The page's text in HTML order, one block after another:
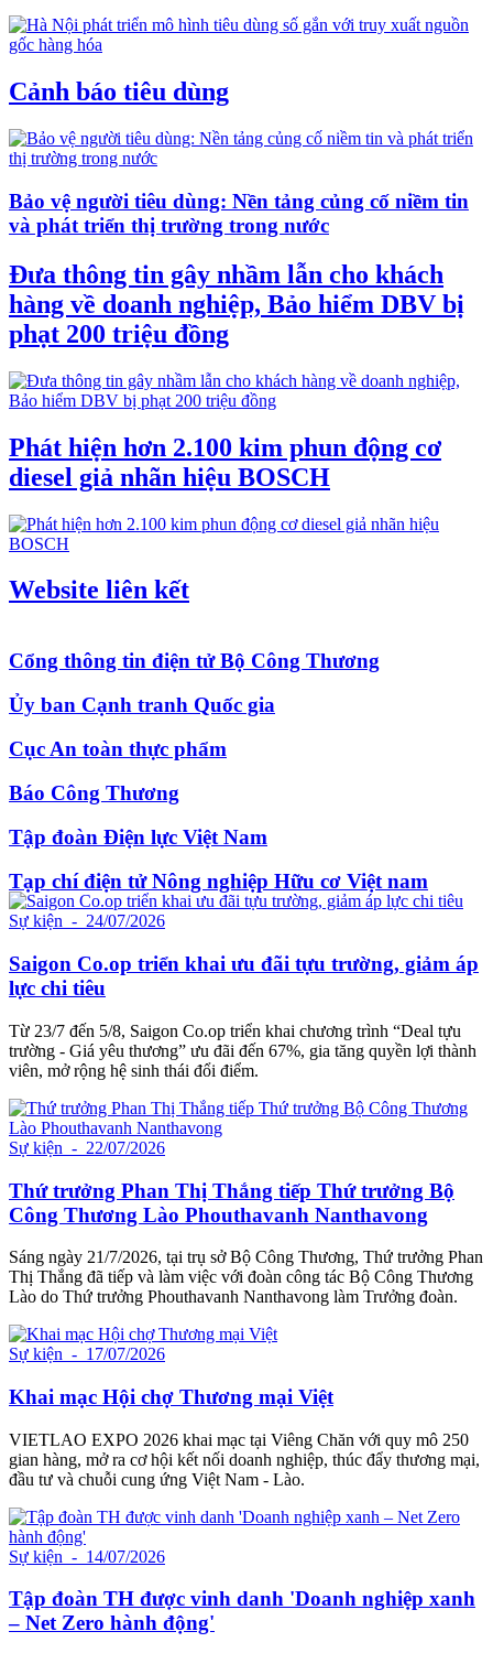
Cảnh báo tiêu dùng
Bảo vệ người tiêu dùng: Nền tảng củng cố niềm tin
và phát triển thị trường trong nước
Đưa thông tin gây nhầm lẫn cho khách
hàng về doanh nghiệp, Bảo hiểm DBV bị
phạt 200 triệu đồng
Phát hiện hơn 2.100 kim phun động cơ
diesel giả nhãn hiệu BOSCH
Website liên kết
Cổng thông tin điện tử Bộ Công Thương
Ủy ban Cạnh tranh Quốc gia
Cục An toàn thực phẩm
Báo Công Thương
Tập đoàn Điện lực Việt Nam
Tạp chí điện tử Nông nghiệp Hữu cơ Việt nam
Sự kiện - 24/07/2026
Saigon Co.op triển khai ưu đãi tựu trường, giảm áp
lực chi tiêu
Từ 23/7 đến 5/8, Saigon Co.op triển khai chương trình “Deal tựu
trường - Giá yêu thương” ưu đãi đến 67%, gia tăng quyền lợi thành
viên, mở rộng hệ sinh thái đổi điểm.
Sự kiện - 22/07/2026
Thứ trưởng Phan Thị Thắng tiếp Thứ trưởng Bộ
Công Thương Lào Phouthavanh Nanthavong
Sáng ngày 21/7/2026, tại trụ sở Bộ Công Thương, Thứ trưởng Phan
Thị Thắng đã tiếp và làm việc với đoàn công tác Bộ Công Thương
Lào do Thứ trưởng Phouthavanh Nanthavong làm Trưởng đoàn.
Sự kiện - 17/07/2026
Khai mạc Hội chợ Thương mại Việt
VIETLAO EXPO 2026 khai mạc tại Viêng Chăn với quy mô 250
gian hàng, mở ra cơ hội kết nối doanh nghiệp, thúc đẩy thương mại,
đầu tư và chuỗi cung ứng Việt Nam - Lào.
Sự kiện - 14/07/2026
Tập đoàn TH được vinh danh 'Doanh nghiệp xanh
– Net Zero hành động'